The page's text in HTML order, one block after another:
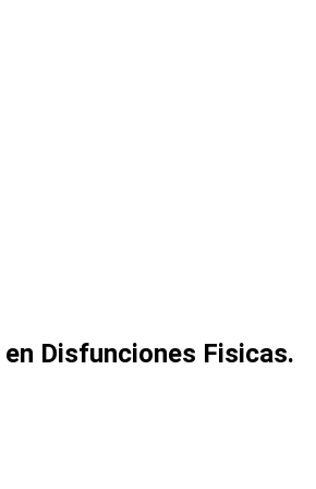
Disfunciones Fisicas.